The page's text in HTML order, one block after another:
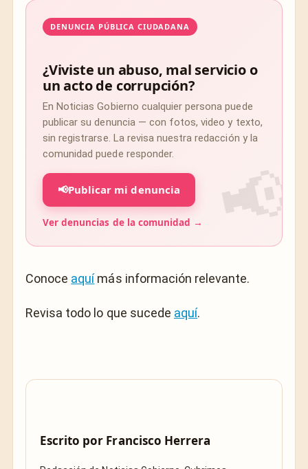
DENUNCIA PÚBLICA CIUDADANA
¿Viviste un abuso, mal servicio o
un acto de corrupción?
En Noticias Gobierno cualquier persona puede
publicar su denuncia — con fotos, video y texto,
sin registrarse. La revisa nuestra redacción y la
comunidad puede responder.
📢Publicar mi denuncia
Ver denuncias de la comunidad →
Conoce aquímás información relevante.
Revisa todo lo que sucede aquí.
Escrito por Francisco Herrera